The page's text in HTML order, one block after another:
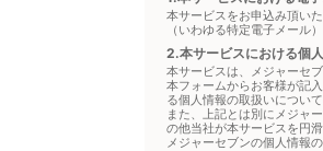
本サービスをお申込み頂い
（いわゆる特定電子メール
2.本サービスにおける個
本サービスは、メジャーセ
本フォームからお客様が記
る個人情報の取扱いについ
また、上記とは別にメジャ
の他当社が本サービスを円
メジャーセブンの個人情報